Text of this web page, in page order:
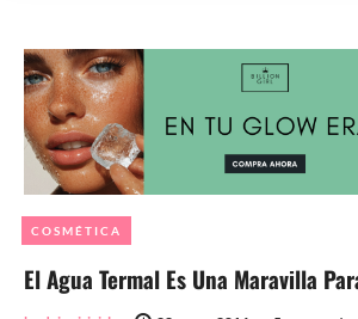
El Agua Termal Es Una Maravilla
COSMÉTICA